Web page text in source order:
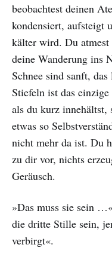
beobachtest deinen
kondensiert, aufsteigt
kälter wird. Du
deine Wanderung ins
Schnee sind sanft,
Stiefeln ist das
als du kurz innehältst,
etwas so
nicht mehr da ist. Du
zu dir vor, nichts
Geräusch.
»Das muss sie sein
die dritte Stille sein,
verbirgt«.